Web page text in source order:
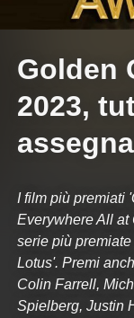
Golden
2023,
I film più premiati
Everywhere All at
serie più
Lotus'. Premi
Colin Farrell,
Spielberg, Justin